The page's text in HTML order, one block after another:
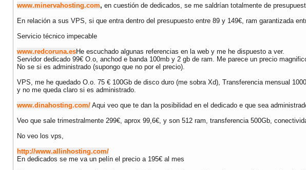
www.minervahosting.com, en cuestión de dedicados, se me saldrían totalmente de
En relación a sus VPS, si que entra dentro del presupuesto entre 89 y 149€, ram garantizada
Servicio técnico impecable
www.redcoruna.esHe escuchado algunas referencias en la web y me he dispuesto a ver.
Servidor dedicado 99€ O.o, anchod e banda 100mb y 2 gb de ram. Me parece un precio
No se si es administrado (supongo que no por el precio).
VPS, me he quedado O.o. 75 € 100Gb de disco duro (me sobra Xd), Transferencia mensual
y no me queda claro si es administrado.
www.dinahosting.com/ Aqui veo que te dan la posibilidad en el dedicado e que sea
Veo que sale trimestralmente 299€, aprox 99,6€, y son 512 ram, transferencia 500Gb,
No veo los vps,
http://www.allinhosting.com/
En dedicados se me va un pelín el precio a 195€ al mes